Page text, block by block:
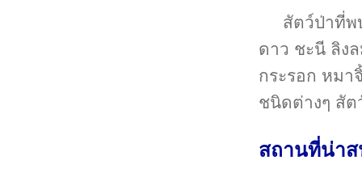
สัตว์ป่าที่พ
ดาว ชะนี ลิง
กระรอก หม
ชนิดต่างๆ สัต
สถานที่น่าส